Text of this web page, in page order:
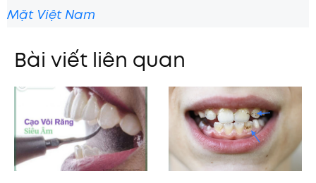
Mặt Việt Nam
Bài viết liên quan